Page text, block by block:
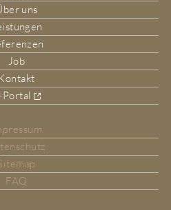
uns
Job
Portal
FAQ